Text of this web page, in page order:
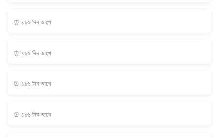
⏰ ৪৮১ দিন আগে
⏰ ৪৮১ দিন আগে
⏰ ৪৮১ দিন আগে
⏰ ৪৮১ দিন আগে